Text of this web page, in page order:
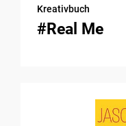
Kreativbuch
#Real Me